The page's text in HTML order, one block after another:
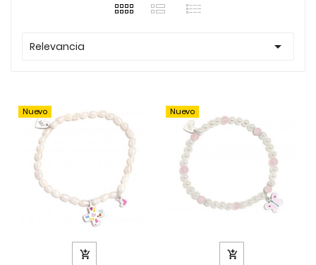
Relevancia 
Nuevo

Nuevo
